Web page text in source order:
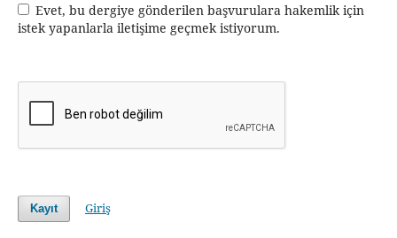
Evet, bu dergiye gönderilen başvurulara hakemlik için
istek yapanlarla iletişime geçmek istiyorum.
Kayıt Giriş